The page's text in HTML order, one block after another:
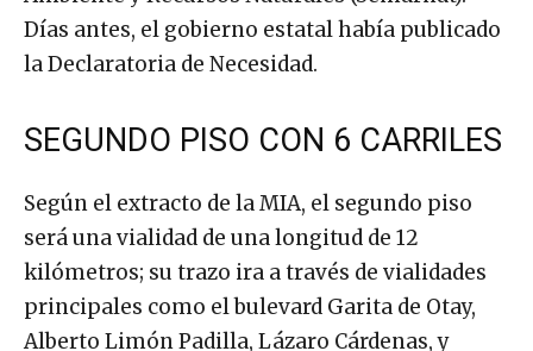
Días antes, el gobierno estatal había publicado
la Declaratoria de Necesidad.
SEGUNDO PISO CON 6 CARRILES
Según el extracto de la MIA, el segundo piso
será una vialidad de una longitud de 12
kilómetros; su trazo ira a través de vialidades
principales como el bulevard Garita de Otay,
Alberto Limón Padilla, Lázaro Cárdenas, y